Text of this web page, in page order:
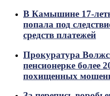
В Камышине 17-
попала под
средств платежей
Прокуратура
пенсионерке более
похищенных